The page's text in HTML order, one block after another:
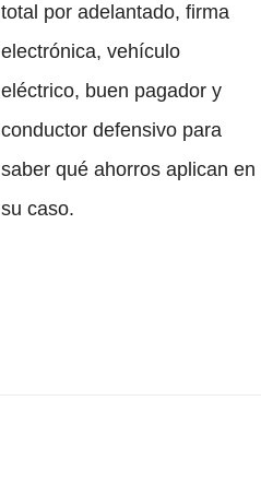
total por adelantado, firma
electrónica, vehículo
eléctrico, buen pagador y
conductor defensivo para
saber qué ahorros aplican en
su caso.